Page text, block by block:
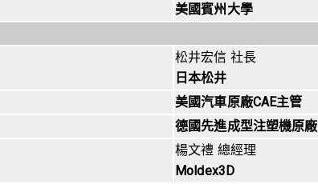
美國賓州大學
松井宏信 社長
日本松井
美國汽車原廠CAE主管
德國先進成型注塑機原廠
楊文禮 總經理
Moldex3D